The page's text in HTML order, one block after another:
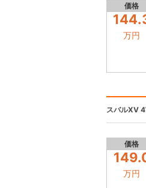
価格
万円
スバルXV
価格
万円